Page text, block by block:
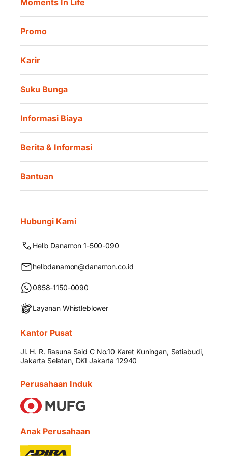
Danamon QR Merchant
Promo
Karir
Suku Bunga
Informasi Biaya
Berita & Informasi
Bantuan
Hubungi Kami
Hello Danamon 1-500-090
hellodanamon@danamon.co.id
0858-1150-0090
Layanan Whistleblower
Kantor Pusat
Jl. H. R. Rasuna Said C No.10 Karet Kuningan, Setiabudi,
Jakarta Selatan, DKI Jakarta 12940
Perusahaan Induk
Anak Perusahaan